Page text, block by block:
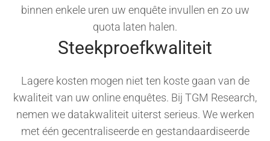
binnen enkele uren uw enquête invullen en zo uw
quota laten halen.
Steekproefkwaliteit
Lagere kosten mogen niet ten koste gaan van de
kwaliteit van uw online enquêtes. Bij TGM Research,
nemen we datakwaliteit uiterst serieus. We werken
met één gecentraliseerde en gestandaardiseerde